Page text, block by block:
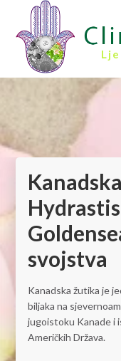
svojstva
Kanadska žutika je
biljaka na
jugoistoku Kanade i
Američkih Država.